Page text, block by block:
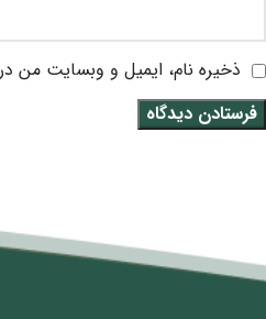
ذخیره نام، ایمیل و وبسایت من
متن سربرگ